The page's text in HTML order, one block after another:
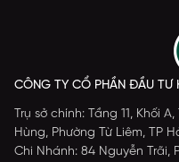
CÔNG TY CỔ PHẦN ĐẦU TƯ
Trụ sở chính: Tầng 11, Khối
Hùng, Phường Từ Liêm, TP
Chi Nhánh: 84 Nguyễn Trãi,